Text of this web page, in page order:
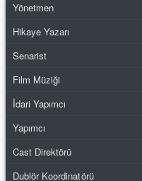
Yönetmen
Hikaye Yazarı
Senarist
Film Müziği
İdari Yapımcı
Yapımcı
Cast Direktörü
Dublör Koordinatörü